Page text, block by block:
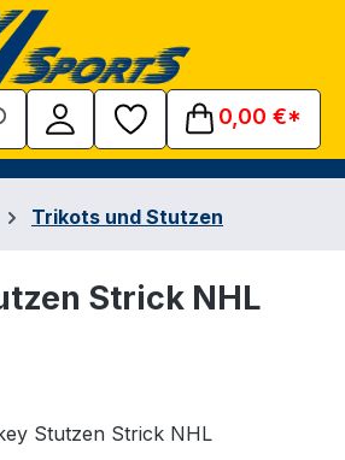
0,00 €*
Trikots und Stutzen
Strick NHL